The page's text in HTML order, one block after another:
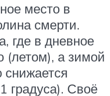
место в
смерти.
где в дневное
(летом), а зимой
снижается
градуса). Своё